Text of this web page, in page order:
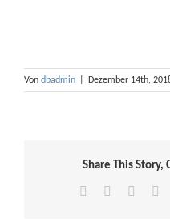
Von dbadmin Dezember 14th,
Share This Story,
Facebook Reddit